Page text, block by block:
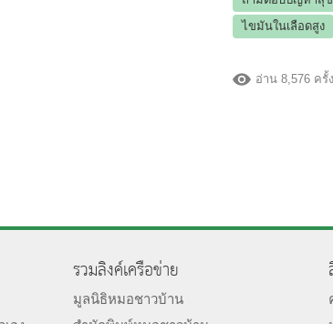
ไขมันในเลือดสูง
อ่าน 8,576 ครั้ง
รวมลิงค์เครือข่าย
มูลนิธิหมอชาวบ้าน